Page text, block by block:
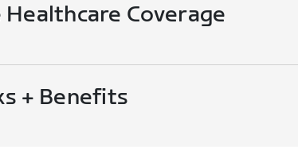
Coverage
+ Benefits